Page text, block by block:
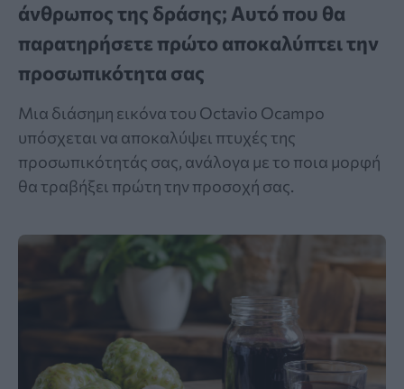
άνθρωπος της δράσης; Αυτό που θα
παρατηρήσετε πρώτο αποκαλύπτει την
προσωπικότητα σας
Μια διάσημη εικόνα του Octavio Ocampo
υπόσχεται να αποκαλύψει πτυχές της
προσωπικότητάς σας, ανάλογα με το ποια μορφή
θα τραβήξει πρώτη την προσοχή σας.